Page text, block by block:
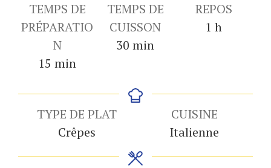
TEMPS DE
PRÉPARATIO
N
15 minutes
min
TEMPS DE
CUISSON
30 minutes
min
REPOS
1 heure
h
TYPE DE PLAT
Crêpes
CUISINE
Italienne